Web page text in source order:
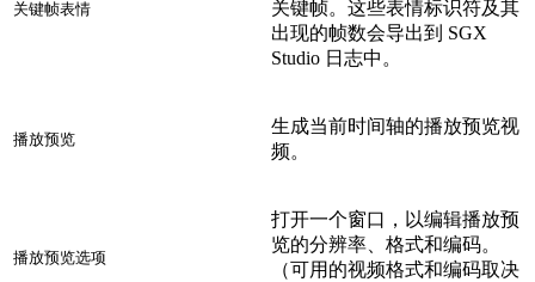
关键帧表情
关键帧。这些表情标识符及其
出现的帧数会导出到 SGX
Studio 日志中。
播放预览
生成当前时间轴的播放预览视
频。
播放预览选项
打开一个窗口，以编辑播放预
览的分辨率、格式和编码。
（可用的视频格式和编码取决